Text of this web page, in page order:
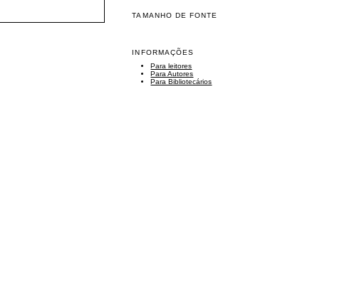
TAMANHO DE FONTE
INFORMAÇÕES
Para leitores
Para Autores
Para Bibliotecários